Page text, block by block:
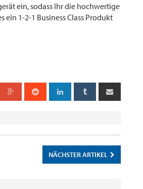
ein, sodass Ihr die hochwertige
ein 1-2-1 Business Class Produkt
NÄCHSTER ARTIKEL